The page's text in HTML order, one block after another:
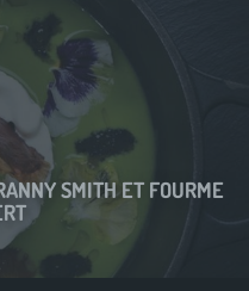
SMITH ET FOURME